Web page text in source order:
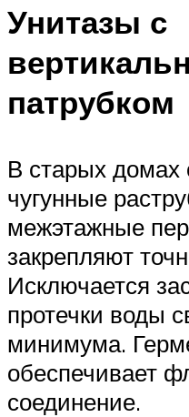
Унитазы с
патрубком
В старых домах
чугунные
межэтажные
закрепляют
Исключается
протечки воды
минимума.
обеспечивает
соединение.